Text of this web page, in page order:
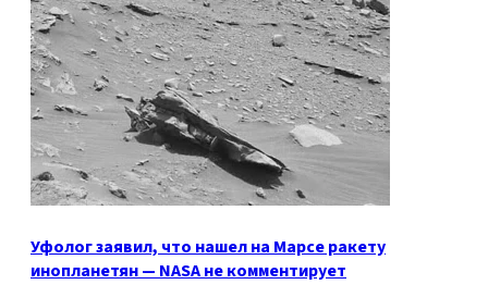
Уфолог заявил, что нашел на Марсе ракету
инопланетян — NASA не комментирует